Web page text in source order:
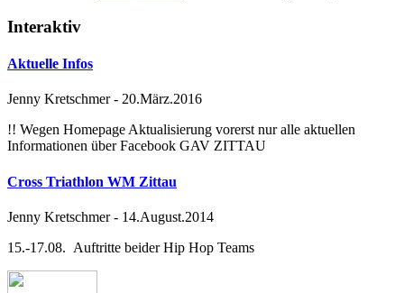
Interaktiv
Aktuelle Infos
Jenny Kretschmer- 20.März.2016
!! Wegen Homepage Aktualisierung vorerst nur alle aktuellen
Informationen über Facebook GAV ZITTAU
Cross Triathlon WM Zittau
Jenny Kretschmer- 14.August.2014
15.-17.08. Auftritte beider Hip Hop Teams